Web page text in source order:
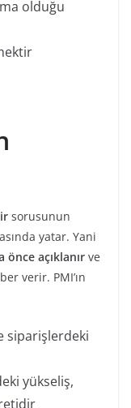
olduğu
sorusunun
yatar. Yani
önce açıklanır ve
verir. PMI’ın
siparişlerdeki
yükseliş,